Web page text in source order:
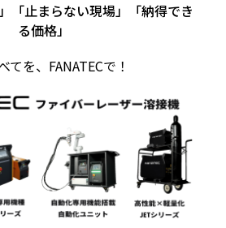
「止まらない現場」「納得でき
る価格」
てを、FANATECで！